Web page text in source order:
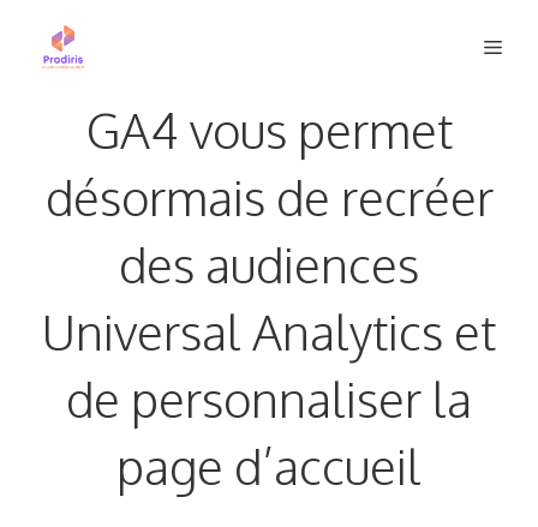
GA4 vous permet
désormais de recréer
des audiences
Universal Analytics et
de personnaliser la
page d’accueil